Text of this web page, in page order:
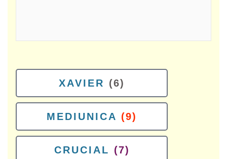
XAVIER (6)
MEDIUNICA (9)
CRUCIAL (7)